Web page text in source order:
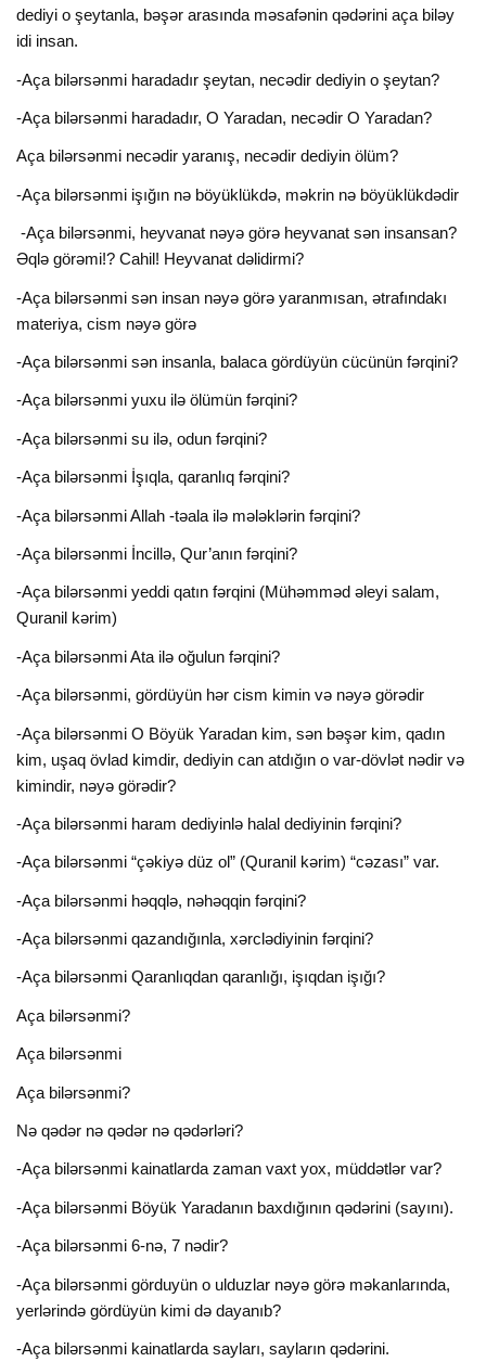
dediyi o şeytanla, bəşər arasında məsafənin qədərini aça biləy
idi insan.
-Aça bilərsənmi haradadır şeytan, necədir dediyin o şeytan?
-Aça bilərsənmi haradadır, O Yaradan, necədir O Yaradan?
Aça bilərsənmi necədir yaranış, necədir dediyin ölüm?
-Aça bilərsənmi işığın nə böyüklükdə, məkrin nə böyüklükdədir
-Aça bilərsənmi, heyvanat nəyə görə heyvanat sən insansan?
Əqlə görəmi!? Cahil! Heyvanat dəlidirmi?
-Aça bilərsənmi sən insan nəyə görə yaranmısan, ətrafındakı
materiya, cism nəyə görə
-Aça bilərsənmi sən insanla, balaca gördüyün cücünün fərqini?
-Aça bilərsənmi yuxu ilə ölümün fərqini?
-Aça bilərsənmi su ilə, odun fərqini?
-Aça bilərsənmi İşıqla, qaranlıq fərqini?
-Aça bilərsənmi Allah -təala ilə mələklərin fərqini?
-Aça bilərsənmi İncillə, Qur’anın fərqini?
-Aça bilərsənmi yeddi qatın fərqini (Mühəmməd əleyi salam,
Quranil kərim)
-Aça bilərsənmi Ata ilə oğulun fərqini?
-Aça bilərsənmi, gördüyün hər cism kimin və nəyə görədir
-Aça bilərsənmi O Böyük Yaradan kim, sən bəşər kim, qadın
kim, uşaq övlad kimdir, dediyin can atdığın o var-dövlət nədir və
kimindir, nəyə görədir?
-Aça bilərsənmi haram dediyinlə halal dediyinin fərqini?
-Aça bilərsənmi “çəkiyə düz ol” (Quranil kərim) “cəzası” var.
-Aça bilərsənmi həqqlə, nəhəqqin fərqini?
-Aça bilərsənmi qazandığınla, xərclədiyinin fərqini?
-Aça bilərsənmi Qaranlıqdan qaranlığı, işıqdan işığı?
Aça bilərsənmi?
Aça bilərsənmi
Aça bilərsənmi?
Nə qədər nə qədər nə qədərləri?
-Aça bilərsənmi kainatlarda zaman vaxt yox, müddətlər var?
-Aça bilərsənmi Böyük Yaradanın baxdığının qədərini (sayını).
-Aça bilərsənmi 6-nə, 7 nədir?
-Aça bilərsənmi görduyün o ulduzlar nəyə görə məkanlarında,
yerlərində gördüyün kimi də dayanıb?
-Aça bilərsənmi kainatlarda sayları, sayların qədərini.